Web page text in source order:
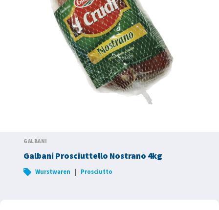
GALBANI
Galbani Prosciuttello Nostrano 4kg
Wurstwaren | Prosciutto